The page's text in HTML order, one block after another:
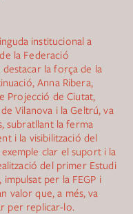
institucional a
la Federació
destacar la força de la
Anna Ribera,
Projecció de Ciutat,
Vilanova i la Geltrú, va
subratllant la ferma
i la visibilització del
clar el suport i la
del primer Estudi
per la FEGP i
valor que, a més, va
per replicar-lo.